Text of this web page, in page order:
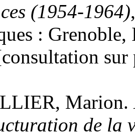
(1954-1964)
: Grenoble,
sur
Marion.
de la